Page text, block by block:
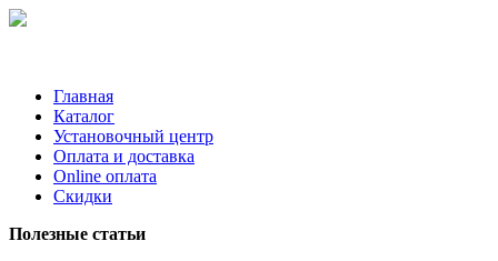
Главная
Каталог
Установочный центр
Оплата и доставка
Online оплата
Скидки
Полезные статьи